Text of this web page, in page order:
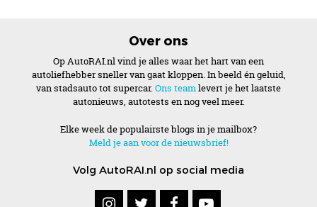
Over ons
Op AutoRAI.nl vind je alles waar het hart van een
autoliefhebber sneller van gaat kloppen. In beeld én geluid,
van stadsauto tot supercar.Ons teamlevert je het laatste
autonieuws, autotests en nog veel meer.
Elke week de populairste blogs in je mailbox?
Meld je aan voor de nieuwsbrief!
Volg AutoRAI.nl op social media